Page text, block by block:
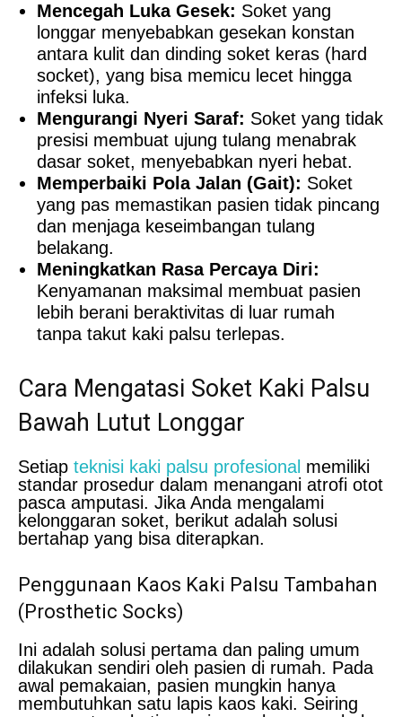
Mencegah Luka Gesek: Soket yang
longgar menyebabkan gesekan konstan
antara kulit dan dinding soket keras (hard
socket), yang bisa memicu lecet hingga
infeksi luka.
Mengurangi Nyeri Saraf: Soket yang tidak
presisi membuat ujung tulang menabrak
dasar soket, menyebabkan nyeri hebat.
Memperbaiki Pola Jalan (Gait): Soket
yang pas memastikan pasien tidak pincang
dan menjaga keseimbangan tulang
belakang.
Meningkatkan Rasa Percaya Diri:
Kenyamanan maksimal membuat pasien
lebih berani beraktivitas di luar rumah
tanpa takut kaki palsu terlepas.
Cara Mengatasi Soket Kaki Palsu
Bawah Lutut Longgar
Setiap teknisi kaki palsu profesional memiliki
standar prosedur dalam menangani atrofi otot
pasca amputasi. Jika Anda mengalami
kelonggaran soket, berikut adalah solusi
bertahap yang bisa diterapkan.
Penggunaan Kaos Kaki Palsu Tambahan
(Prosthetic Socks)
Ini adalah solusi pertama dan paling umum
dilakukan sendiri oleh pasien di rumah. Pada
awal pemakaian, pasien mungkin hanya
membutuhkan satu lapis kaos kaki. Seiring